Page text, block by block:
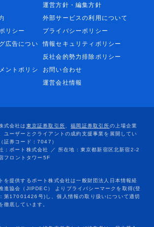
運営方針・編集方針
外部サービスの利用について
リシー
プライバシーポリシー
広告につい
情報セキュリティポリシー
反社会的勢力排除ポリシー
ントポリシ
お問い合わせ
運営会社情報